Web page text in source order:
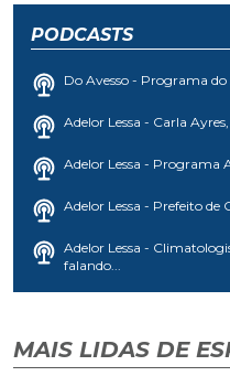
PODCASTS
Do Avesso - Programa do
Adelor Lessa - Carla
Adelor Lessa - Programa
Adelor Lessa - Prefeito de
Adelor Lessa -
falando...
MAIS LIDAS DE